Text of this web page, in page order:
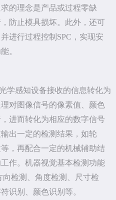
的理念是产品或过程零缺
防止模具损坏。此外，还可
进行过程控制SPC，实现安
。
感知设备接收的信息转化为
对图像信号的像素值、颜色
进而转化为相应的数字信号
出一定的检测结果，如轮
，再配合一定的机械辅助结
作。机器视觉基本检测功能
检测、角度检测、尺寸检
识别、颜色识别等。